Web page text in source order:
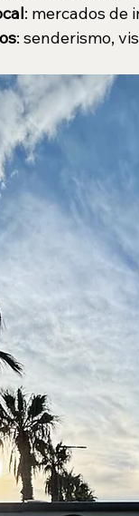
: mercados de
: senderismo,